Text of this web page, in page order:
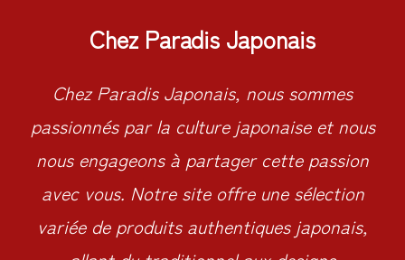
Chez Paradis Japonais
Chez Paradis Japonais, nous sommes
passionnés par la culture japonaise et nous
nous engageons à partager cette passion
avec vous. Notre site offre une sélection
variée de produits authentiques japonais,